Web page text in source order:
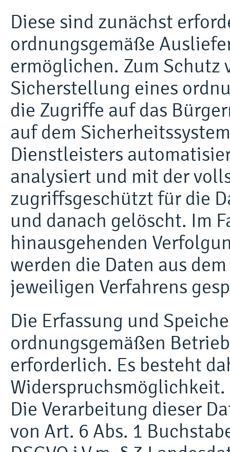
Diese sind zunächst
ordnungsgemäße
ermöglichen. Zum Schutz
Sicherstellung eines
die Zugriffe auf das
auf dem
Dienstleisters
analysiert und mit der
zugriffsgeschützt für die
und danach gelöscht. Im
hinausgehenden
werden die Daten aus
jeweiligen Verfahrens
Die Erfassung und
ordnungsgemäßen
erforderlich. Es besteht
Widerspruchsmöglichkeit.
Die Verarbeitung dieser
von Art. 6 Abs. 1